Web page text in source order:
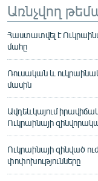
Առնչվող
Հաստատվել է
մահը
Ռուսական և
մասին
Ավդեևկայում
Ուկրաինայի
Ուկրաինայի զինված
փոփոխությունները